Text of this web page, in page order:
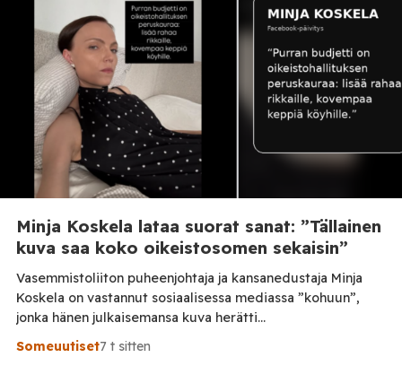
Järjestön mukaan hallituksen tavoite 100 000 työllisen
lisäyksestä on ristiriidassa työllisyyden hoitoon
osoitettujen resurssien kanssa. Järjestö […]
Minja Koskela lataa suorat sanat: ”Tällainen
kuva saa koko oikeistosomen sekaisin”
Vasemmistoliiton puheenjohtaja ja kansanedustaja Minja
Koskela on vastannut sosiaalisessa mediassa ”kohuun”,
jonka hänen julkaisemansa kuva herätti
valtiovarainministeri Riikka Purran budjettiesityksen
Someuutiset7 t sitten